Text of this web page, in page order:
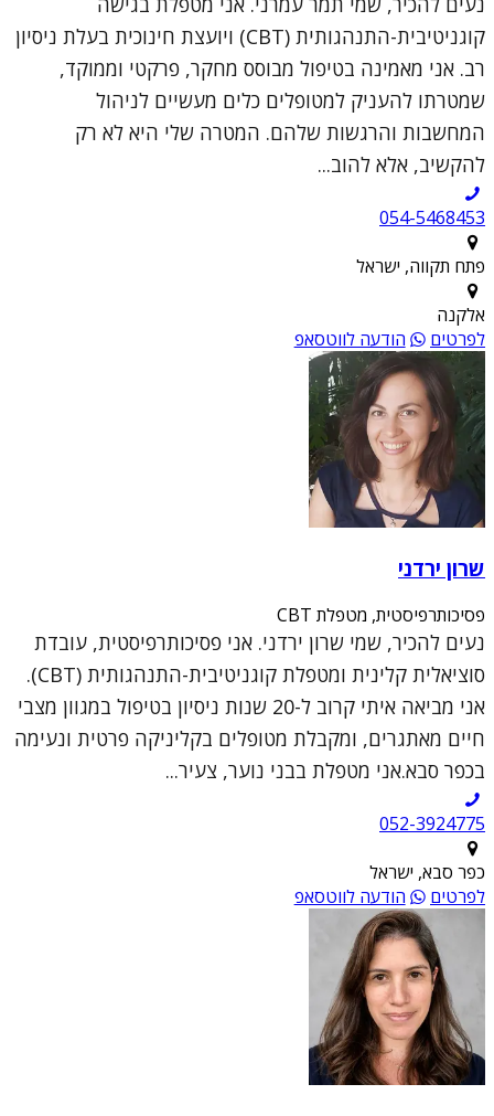
קוגניטיבית-התנהגותית (CBT) ויועצת חינוכית בעלת ניסיון
רב. אני מאמינה בטיפול מבוסס מחקר, פרקטי וממוקד,
שמטרתו להעניק למטופלים כלים מעשיים לניהול
המחשבות והרגשות שלהם. המטרה שלי היא לא רק
להקשיב, אלא להוב...
054-5468453
פתח תקווה, ישראל
אלקנה
לפרטים
הודעה לווטסאפ
שרון ירדני
פסיכותרפיסטית, מטפלת CBT
נעים להכיר, שמי שרון ירדני. אני פסיכותרפיסטית, עובדת
סוציאלית קלינית ומטפלת קוגניטיבית-התנהגותית (CBT).
אני מביאה איתי קרוב ל-20 שנות ניסיון בטיפול במגוון מצבי
חיים מאתגרים, ומקבלת מטופלים בקליניקה פרטית ונעימה
בכפר סבא.אני מטפלת בבני נוער, צעיר...
052-3924775
כפר סבא, ישראל
לפרטים
הודעה לווטסאפ